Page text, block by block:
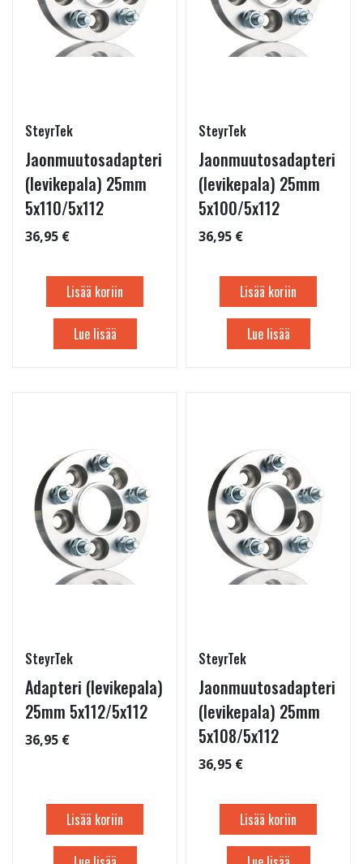
SteyrTek
Jaonmuutosadapteri
(levikepala) 25mm
5x110/5x112
36,95 €
Lisää koriin
Lue lisää
SteyrTek
Jaonmuutosadapteri
(levikepala) 25mm
5x100/5x112
36,95 €
Lisää koriin
Lue lisää
SteyrTek
Adapteri (levikepala)
25mm 5x112/5x112
36,95 €
Lisää koriin
SteyrTek
Jaonmuutosadapteri
(levikepala) 25mm
5x108/5x112
36,95 €
Lisää koriin